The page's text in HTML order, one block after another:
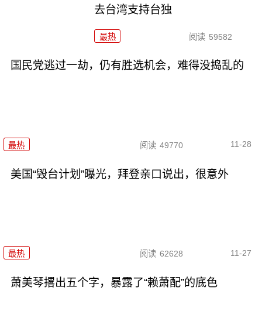
去台湾支持台独
最热 阅读 59582
国民党逃过一劫，仍有胜选机会，难得没捣乱的
最热 阅读 49770 11-28
美国“毁台计划”曝光，拜登亲口说出，很意外
最热 阅读 62628 11-27
萧美琴撂出五个字，暴露了“赖萧配”的底色